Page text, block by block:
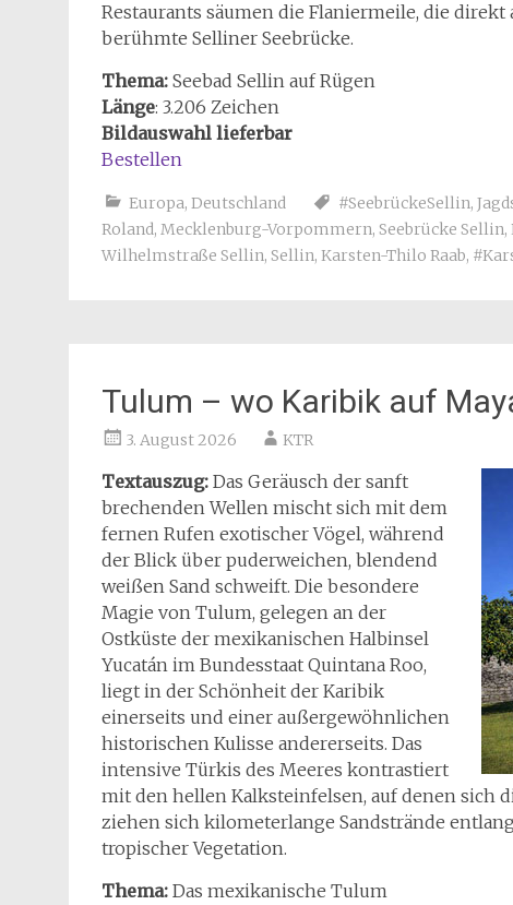
Restaurants säumen die Flaniermeile, die
berühmte Selliner Seebrücke.
Thema: Seebad Sellin auf Rügen
Länge: 3.206 Zeichen
Bildauswahl lieferbar
Bestellen
Europa, Deutschland #SeebrückeSellin,
Roland, Mecklenburg-Vorpommern, Seebrücke Sellin,
Wilhelmstraße Sellin, Sellin, Karsten-Thilo Raab,
Tulum – wo Karibik auf
3. August 2026 KTR
Textauszug: Das Geräusch der sanft
brechenden Wellen mischt sich mit dem
fernen Rufen exotischer Vögel, während
der Blick über puderweichen, blendend
weißen Sand schweift. Die besondere
Magie von Tulum, gelegen an der
Ostküste der mexikanischen Halbinsel
Yucatán im Bundesstaat Quintana Roo,
liegt in der Schönheit der Karibik
einerseits und einer außergewöhnlichen
historischen Kulisse andererseits. Das
intensive Türkis des Meeres kontrastiert
mit den hellen Kalksteinfelsen, auf denen sich
ziehen sich kilometerlange Sandstrände
tropischer Vegetation.
Thema: Das mexikanische Tulum